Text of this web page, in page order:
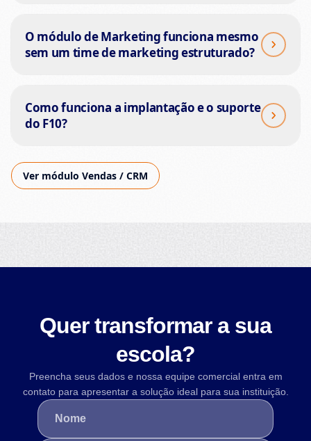
O módulo de Marketing funciona mesmo
sem um time de marketing estruturado?
Como funciona a implantação e o suporte
do F10?
Ver módulo Vendas / CRM
Quer transformar a sua
escola?
Preencha seus dados e nossa equipe comercial entra em
contato para apresentar a solução ideal para sua instituição.